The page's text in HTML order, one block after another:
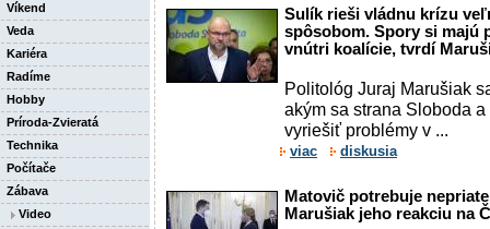
Víkend
Veda
Kariéra
Radíme
Hobby
Príroda-Zvieratá
Technika
Počítače
Zábava
Video
Sulík rieši vládnu krízu
spôsobom. Spory si majú
vnútri koalície, tvrdí
Politológ Juraj Marušiak
akým sa strana Sloboda
vyriešiť problémy v ...
viac diskusia
Matovič potrebuje
Marušiak jeho reakciu na